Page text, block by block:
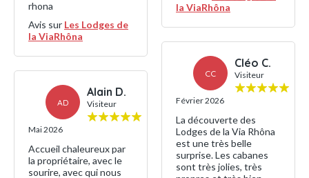
rhona
Avis sur Les Lodges de
la ViaRhôna
AD
Alain D.
Visiteur
Mai 2026
Accueil chaleureux par
la propriétaire, avec le
sourire, avec qui nous
la ViaRhôna
CC
Cléo C.
Visiteur
Février 2026
La découverte des
Lodges de la Via Rhôna
est une très belle
surprise. Les cabanes
sont très jolies, très